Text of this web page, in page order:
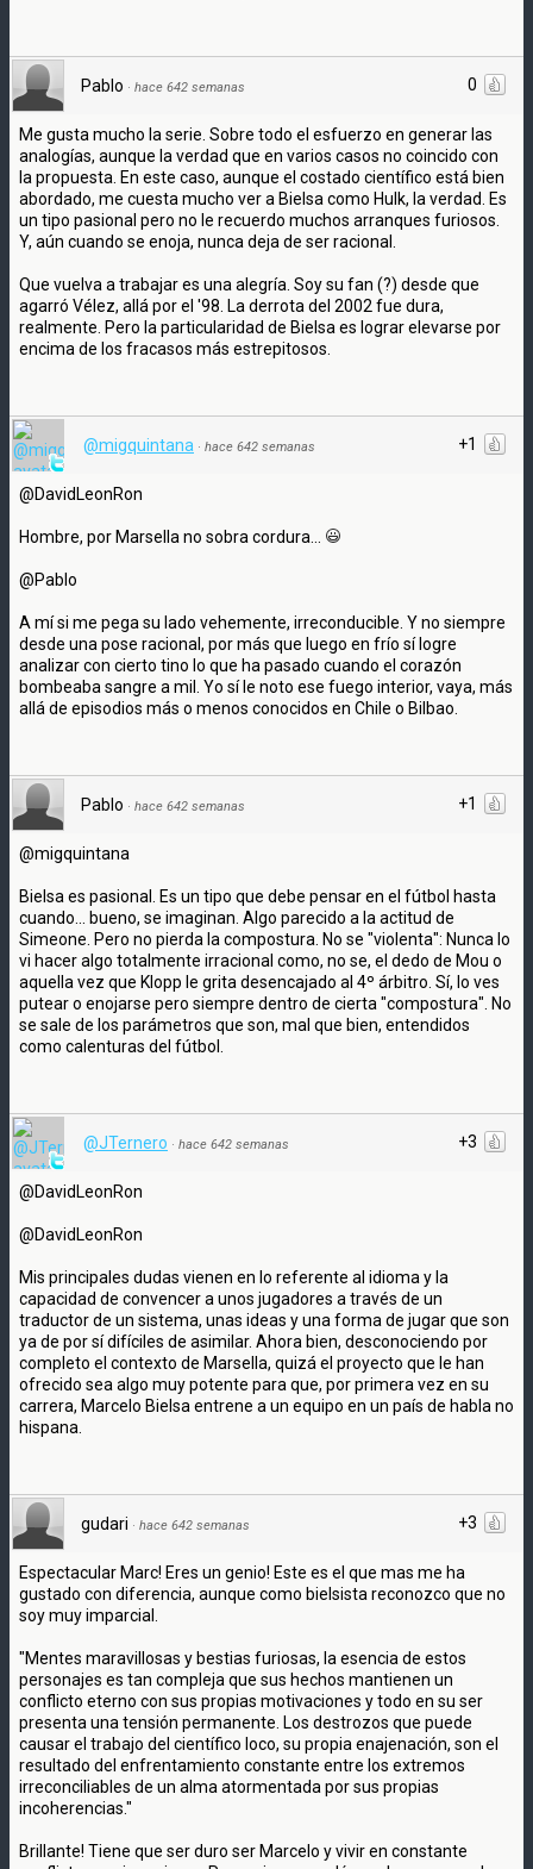
0
Pablo · hace 642 semanas
Me gusta mucho la serie. Sobre todo el esfuerzo en generar las
analogías, aunque la verdad que en varios casos no coincido con
la propuesta. En este caso, aunque el costado científico está bien
abordado, me cuesta mucho ver a Bielsa como Hulk, la verdad. Es
un tipo pasional pero no le recuerdo muchos arranques furiosos.
Y, aún cuando se enoja, nunca deja de ser racional.
Que vuelva a trabajar es una alegría. Soy su fan (?) desde que
agarró Vélez, allá por el '98. La derrota del 2002 fue dura,
realmente. Pero la particularidad de Bielsa es lograr elevarse por
encima de los fracasos más estrepitosos.
+1
@migquintana · hace 642 semanas
@DavidLeonRon
Hombre, por Marsella no sobra cordura...
@Pablo
A mí si me pega su lado vehemente, irreconducible. Y no siempre
desde una pose racional, por más que luego en frío sí logre
analizar con cierto tino lo que ha pasado cuando el corazón
bombeaba sangre a mil. Yo sí le noto ese fuego interior, vaya, más
allá de episodios más o menos conocidos en Chile o Bilbao.
+1
Pablo · hace 642 semanas
@migquintana
Bielsa es pasional. Es un tipo que debe pensar en el fútbol hasta
cuando... bueno, se imaginan. Algo parecido a la actitud de
Simeone. Pero no pierda la compostura. No se "violenta": Nunca lo
vi hacer algo totalmente irracional como, no se, el dedo de Mou o
aquella vez que Klopp le grita desencajado al 4º árbitro. Sí, lo ves
putear o enojarse pero siempre dentro de cierta "compostura". No
se sale de los parámetros que son, mal que bien, entendidos
como calenturas del fútbol.
+3
@JTernero · hace 642 semanas
@DavidLeonRon
@DavidLeonRon
Mis principales dudas vienen en lo referente al idioma y la
capacidad de convencer a unos jugadores a través de un
traductor de un sistema, unas ideas y una forma de jugar que son
ya de por sí difíciles de asimilar. Ahora bien, desconociendo por
completo el contexto de Marsella, quizá el proyecto que le han
ofrecido sea algo muy potente para que, por primera vez en su
carrera, Marcelo Bielsa entrene a un equipo en un país de habla no
hispana.
+3
gudari · hace 642 semanas
Espectacular Marc! Eres un genio! Este es el que mas me ha
gustado con diferencia, aunque como bielsista reconozco que no
soy muy imparcial.
"Mentes maravillosas y bestias furiosas, la esencia de estos
personajes es tan compleja que sus hechos mantienen un
conflicto eterno con sus propias motivaciones y todo en su ser
presenta una tensión permanente. Los destrozos que puede
causar el trabajo del científico loco, su propia enajenación, son el
resultado del enfrentamiento constante entre los extremos
irreconciliables de un alma atormentada por sus propias
incoherencias."
Brillante! Tiene que ser duro ser Marcelo y vivir en constante